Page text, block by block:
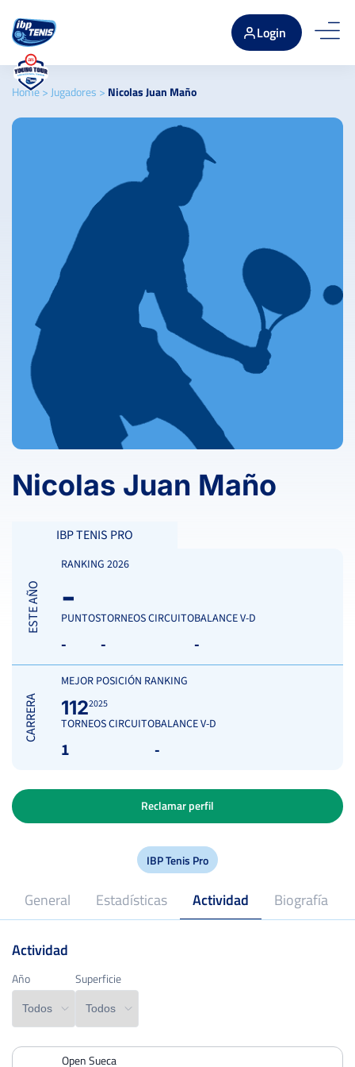
Login
Home> Jugadores > Nicolas Juan Maño
Nicolas Juan Maño
IBP TENIS PRO
ESTE AÑO
RANKING 2026
-
PUNTOS
-
TORNEOS CIRCUITO
-
BALANCE V-D
-
CARRERA
MEJOR POSICIÓN RANKING
1122025
TORNEOS CIRCUITO
1
BALANCE V-D
-
IBP Tenis Pro
General Estadísticas Actividad Biografía
Reclamar perfil
Profesional desde
Año Superficie
PERDIDOS
Actividad
Año Superficie
Open Sueca